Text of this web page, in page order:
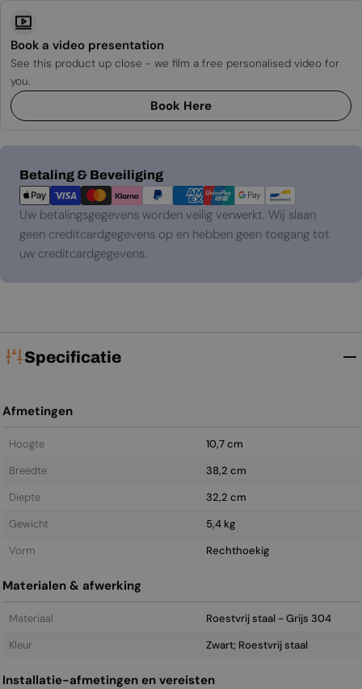
Book a video presentation
See this product up close - we film a free personalised video for
you.
Book Here
Betaling & Beveiliging
Betaalmethoden
Uw betalingsgegevens worden veilig verwerkt. Wij slaan
geen creditcardgegevens op en hebben geen toegang tot
uw creditcardgegevens.
Specificatie
Afmetingen
Hoogte
10,7 cm
Breedte
38,2 cm
Diepte
32,2 cm
Gewicht
5,4 kg
Vorm
Rechthoekig
Materialen & afwerking
Materiaal
Roestvrij staal - Grijs 304
Kleur
Zwart; Roestvrij staal
Installatie-afmetingen en vereisten